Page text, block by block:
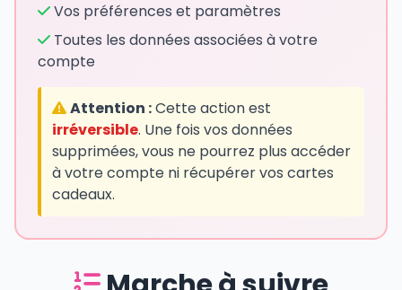
Vos préférences et paramètres
Toutes les données associées à votre
compte
Attention :Cette action est
irréversible. Une fois vos données
supprimées, vous ne pourrez plus accéder
à votre compte ni récupérer vos cartes
cadeaux.